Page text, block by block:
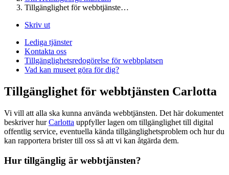
Tillgänglighet för webbtjänste…
Skriv ut
Lediga tjänster
Kontakta oss
Tillgänglighetsredogörelse för webbplatsen
Vad kan museet göra för dig?
Tillgänglighet för webbtjänsten Carlotta
Vi vill att alla ska kunna använda webbtjänsten. Det här dokumentet
beskriver hurCarlotta uppfyller lagen om tillgänglighet till digital
offentlig service, eventuella kända tillgänglighetsproblem och hur du
kan rapportera brister till oss så att vi kan åtgärda dem.
Hur tillgänglig är webbtjänsten?